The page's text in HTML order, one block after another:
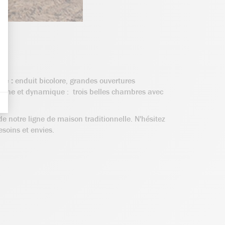
: enduit bicolore, grandes ouvertures
et dynamique : trois belles chambres avec
notre ligne de maison traditionnelle. N'hésitez
et envies.
des indicateurs tels que le trafic, les produits les plus consultés, ou
aux clics afin de mesurer efficacement les conversions.